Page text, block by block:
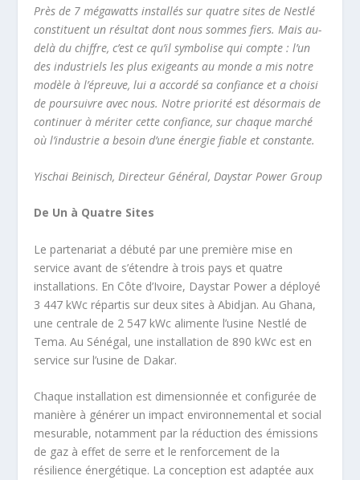
Près de 7 mégawatts installés sur quatre sites de Nestlé
constituent un résultat dont nous sommes fiers. Mais au-
delà du chiffre, c’est ce qu’il symbolise qui compte : l’un
des industriels les plus exigeants au monde a mis notre
modèle à l’épreuve, lui a accordé sa confiance et a choisi
de poursuivre avec nous. Notre priorité est désormais de
continuer à mériter cette confiance, sur chaque marché
où l’industrie a besoin d’une énergie fiable et constante.
Yischai Beinisch, Directeur Général, Daystar Power Group
De Un à Quatre Sites
Le partenariat a débuté par une première mise en
service avant de s’étendre à trois pays et quatre
installations. En Côte d’Ivoire, Daystar Power a déployé
3 447 kWc répartis sur deux sites à Abidjan. Au Ghana,
une centrale de 2 547 kWc alimente l’usine Nestlé de
Tema. Au Sénégal, une installation de 890 kWc est en
service sur l’usine de Dakar.
Chaque installation est dimensionnée et configurée de
manière à générer un impact environnemental et social
mesurable, notamment par la réduction des émissions
de gaz à effet de serre et le renforcement de la
résilience énergétique. La conception est adaptée aux